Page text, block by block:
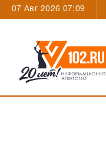
07 Авг 2026 07:09